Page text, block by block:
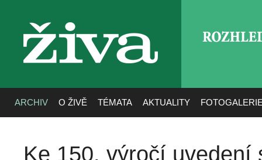
živa
ARCHIV O ŽIVĚ TÉMATA AKTUALITY
Ke 150. výročí uvedení